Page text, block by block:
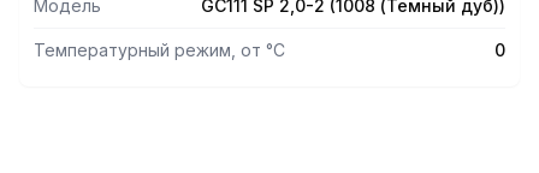
Модель GC111 SP 2,0-2 (1008 (Темный дуб))
Температурный режим, от °С 0